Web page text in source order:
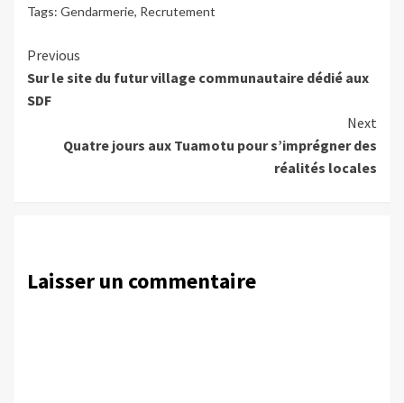
Tags: Gendarmerie, Recrutement
Continue
Reading
Previous
Sur le site du futur village communautaire dédié aux
SDF
Next
Quatre jours aux Tuamotu pour s’imprégner des
réalités locales
Laisser un commentaire